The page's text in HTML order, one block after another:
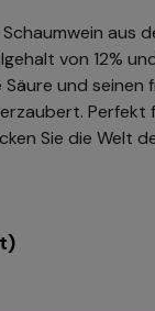
aus
von 12%
und
Sie die Welt